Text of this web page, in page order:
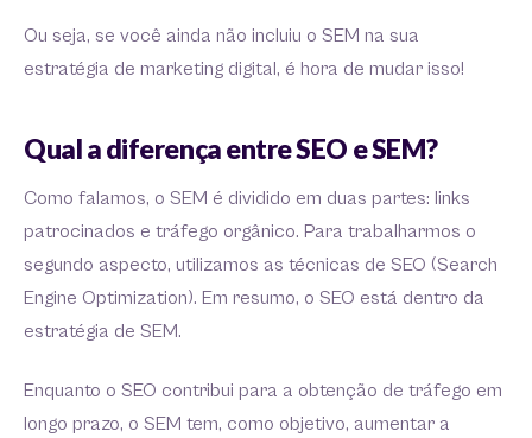
Ou seja, se você ainda não incluiu o SEM na sua
estratégia de marketing digital, é hora de mudar isso!
Qual a diferença entre SEO e SEM?
Como falamos, o SEM é dividido em duas partes: links
patrocinados e tráfego orgânico. Para trabalharmos o
segundo aspecto, utilizamos as técnicas de SEO (Search
Engine Optimization). Em resumo, o SEO está dentro da
estratégia de SEM.
Enquanto o SEO contribui para a obtenção de tráfego em
longo prazo, o SEM tem, como objetivo, aumentar a